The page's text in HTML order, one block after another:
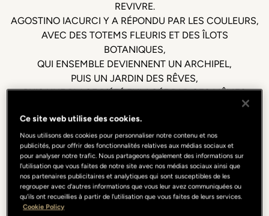
REVIVRE.
AGOSTINO IACURCI Y A RÉPONDU PAR LES COULEURS,
AVEC DES TOTEMS FLEURIS ET DES ÎLOTS
BOTANIQUES,
QUI ENSEMBLE DEVIENNENT UN ARCHIPEL,
PUIS UN JARDIN DES RÊVES,
PUIS UNE PLACE D’ÉTÉ ENLACÉE PAR CES MÊMES
PORTRAITS OF AN ITALIAN SUMMER
Le jardin retrouvé. Portrait Milano, été 2026.
DISCOVER THE PROGRAM
Ce site web utilise des cookies.
Nous utilisons des cookies pour personnaliser notre contenu et nos
publicités, pour offrir des fonctionnalités relatives aux médias sociaux et
pour analyser notre trafic. Nous partageons également des informations sur
l'utilisation que vous faites de notre site avec nos médias sociaux ainsi que
nos partenaires publicitaires et analytiques qui sont susceptibles de les
regrouper avec d'autres informations que vous leur avez communiquées ou
qu'ils ont recueillies à partir de l'utilisation que vous faites de leurs services.
Cookie Policy